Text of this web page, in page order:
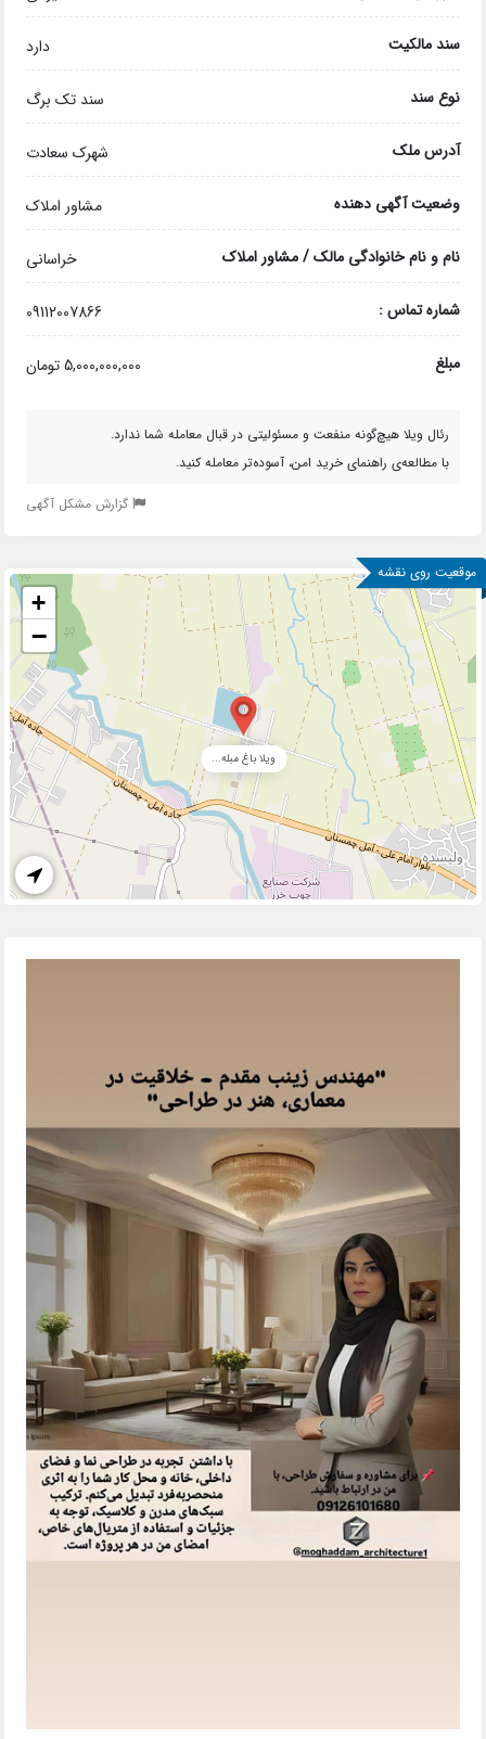
سند مالکیت دارد
نوع سند سند تک برگ
آدرس ملک شهرک سعادت
وضعیت آگهی دهنده مشاور املاک
نام و نام خانوادگی مالک / مشاور املاک خراسانی
شماره تماس : 09112007866
مبلغ 5,000,000,000 تومان
رئال ویلا هیچ‌گونه منفعت و مسئولیتی در قبال معامله شما ندارد.
با مطالعه‌ی راهنمای خرید امن، آسوده‌تر معامله کنید.
گزارش مشکل آگهی
موقعیت روی نقشه
ویلا باغ مبله...
+
−